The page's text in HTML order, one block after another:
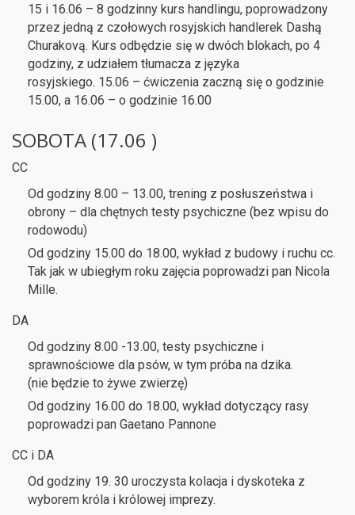
15 i 16.06 – 8 godzinny kurs handlingu, poprowadzony
przez jedną z czołowych rosyjskich handlerek Dashą
Churakovą. Kurs odbędzie się w dwóch blokach, po 4
godziny, z udziałem tłumacza z języka
rosyjskiego. 15.06 – ćwiczenia zaczną się o godzinie
15.00, a 16.06 – o godzinie 16.00
SOBOTA (17.06 )
CC
Od godziny 8.00 – 13.00, trening z posłuszeństwa i
obrony – dla chętnych testy psychiczne (bez wpisu do
rodowodu)
Od godziny 15.00 do 18.00, wykład z budowy i ruchu cc.
Tak jak w ubiegłym roku zajęcia poprowadzi pan Nicola
Mille.
DA
Od godziny 8.00 -13.00, testy psychiczne i
sprawnościowe dla psów, w tym próba na dzika.
(nie będzie to żywe zwierzę)
Od godziny 16.00 do 18.00, wykład dotyczący rasy
poprowadzi pan Gaetano Pannone
CC i DA
Od godziny 19. 30 uroczysta kolacja i dyskoteka z
wyborem króla i królowej imprezy.